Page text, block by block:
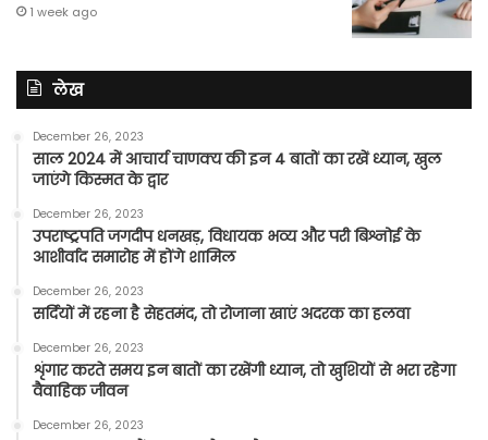
1 week ago
लेख
December 26, 2023
साल 2024 में आचार्य चाणक्य की इन 4 बातों का रखें ध्यान, खुल
जाएंगे किस्मत के द्वार
December 26, 2023
उपराष्ट्रपति जगदीप धनखड़, विधायक भव्य और परी बिश्नोई के
आशीर्वाद समारोह में होंगे शामिल
December 26, 2023
सर्दियों में रहना है सेहतमंद, तो रोजाना खाएं अदरक का हलवा
December 26, 2023
शृंगार करते समय इन बातों का रखेंगी ध्यान, तो खुशियों से भरा रहेगा
वैवाहिक जीवन
December 26, 2023